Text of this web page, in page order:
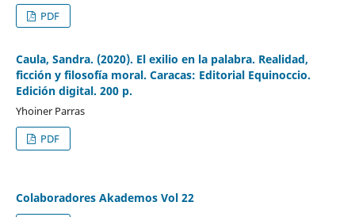
PDF
Caula, Sandra. (2020). El exilio en la palabra. Realidad,
ficción y filosofía moral. Caracas: Editorial Equinoccio.
Edición digital. 200 p.
Yhoiner Parras
PDF
Colaboradores Akademos Vol 22